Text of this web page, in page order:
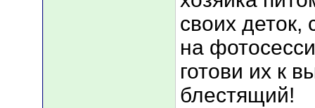
своих деток,
на
готови их к
блестящий!